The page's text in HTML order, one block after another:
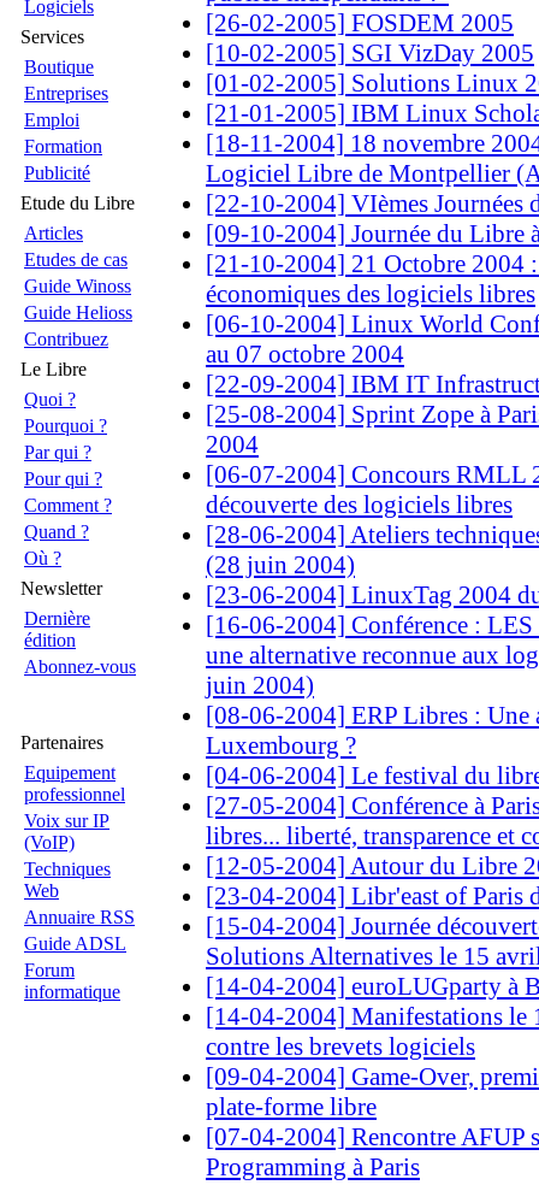
Logiciels
Services
Boutique
Entreprises
Emploi
Formation
Publicité
Etude du Libre
Articles
Etudes de cas
Guide Winoss
Guide Helioss
Contribuez
Le Libre
Quoi ?
Pourquoi ?
Par qui ?
Pour qui ?
Comment ?
Quand ?
Où ?
Newsletter
Dernière
édition
Abonnez-vous
Partenaires
Equipement
professionnel
Voix sur IP
(VoIP)
Techniques
Web
Annuaire RSS
Guide ADSL
Forum
informatique
[26-02-2005] FOSDEM 2005
[10-02-2005] SGI VizDay 2005
[01-02-2005] Solutions Linux
[21-01-2005] IBM Linux
[18-11-2004] 18 novembre
Logiciel Libre de Montpellier
[22-10-2004] VIèmes
[09-10-2004] Journée du Libre
[21-10-2004] 21 Octobre 2004
économiques des logiciels libres
[06-10-2004] Linux World
au 07 octobre 2004
[22-09-2004] IBM IT
[25-08-2004] Sprint Zope à
2004
[06-07-2004] Concours RMLL
découverte des logiciels libres
[28-06-2004] Ateliers
(28 juin 2004)
[23-06-2004] LinuxTag 2004
[16-06-2004] Conférence :
une alternative reconnue aux
juin 2004)
[08-06-2004] ERP Libres : Une
Luxembourg ?
[04-06-2004] Le festival du
[27-05-2004] Conférence à
libres... liberté, transparence et
[12-05-2004] Autour du Libre
[23-04-2004] Libr'east of Paris
[15-04-2004] Journée
Solutions Alternatives le 15
[14-04-2004] euroLUGparty à
[14-04-2004] Manifestations le
contre les brevets logiciels
[09-04-2004] Game-Over,
plate-forme libre
[07-04-2004] Rencontre AFUP
Programming à Paris